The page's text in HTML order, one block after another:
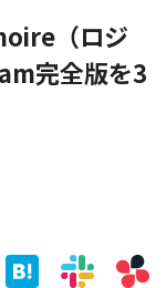
（ロジ
完全版を3